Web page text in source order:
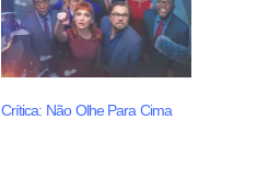
Crítica: Não Olhe Para Cima